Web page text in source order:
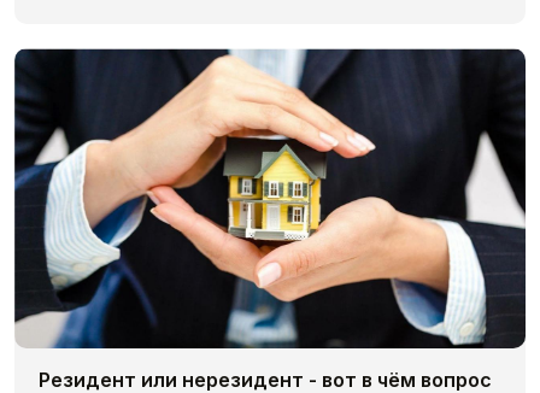
Резидент или нерезидент - вот в чём вопрос